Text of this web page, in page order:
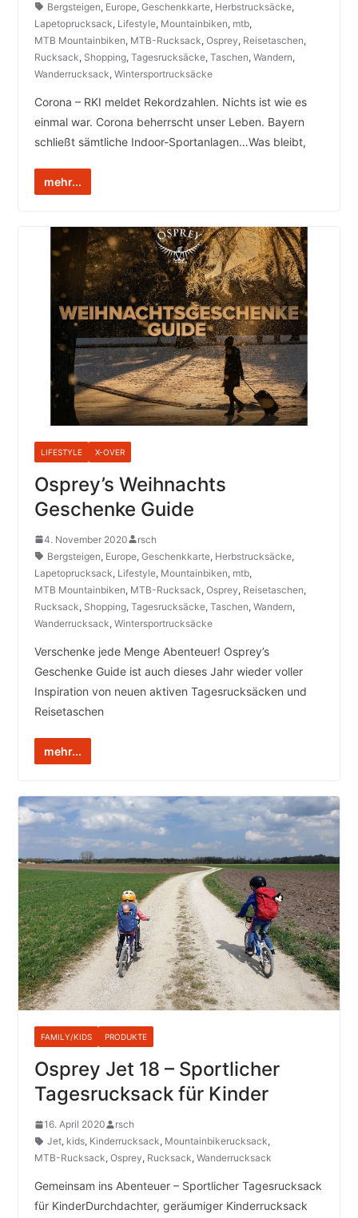
Bergsteigen, Europe, Geschenkkarte, Herbstrucksäcke,
Lapetoprucksack, Lifestyle, Mountainbiken, mtb,
MTB Mountainbiken, MTB-Rucksack, Osprey, Reisetaschen,
Rucksack, Shopping, Tagesrucksäcke, Taschen, Wandern,
Wanderrucksack, Wintersportrucksäcke
Corona – RKI meldet Rekordzahlen. Nichts ist wie es
einmal war. Corona beherrscht unser Leben. Bayern
schließt sämtliche Indoor-Sportanlagen…Was bleibt,
mehr...
LIFESTYLE X-OVER
Osprey’s Weihnachts
Geschenke Guide
4. November 2020
rsch
Bergsteigen, Europe, Geschenkkarte, Herbstrucksäcke,
Lapetoprucksack, Lifestyle, Mountainbiken, mtb,
MTB Mountainbiken, MTB-Rucksack, Osprey, Reisetaschen,
Rucksack, Shopping, Tagesrucksäcke, Taschen, Wandern,
Wanderrucksack, Wintersportrucksäcke
Verschenke jede Menge Abenteuer! Osprey’s
Geschenke Guide ist auch dieses Jahr wieder voller
Inspiration von neuen aktiven Tagesrucksäcken und
Reisetaschen
mehr...
FAMILY/KIDS PRODUKTE
Osprey Jet 18 – Sportlicher
Tagesrucksack für Kinder
16. April 2020
rsch
Jet, kids, Kinderrucksack, Mountainbikerucksack,
MTB-Rucksack, Osprey, Rucksack, Wanderrucksack
Gemeinsam ins Abenteuer – Sportlicher Tagesrucksack
für KinderDurchdachter, geräumiger Kinderrucksack